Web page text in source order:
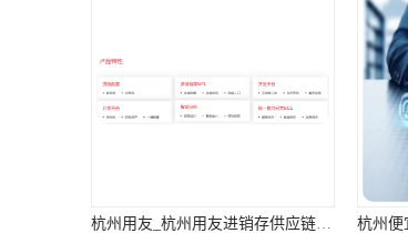
杭州用友_杭州用友进销存供应链服务中心